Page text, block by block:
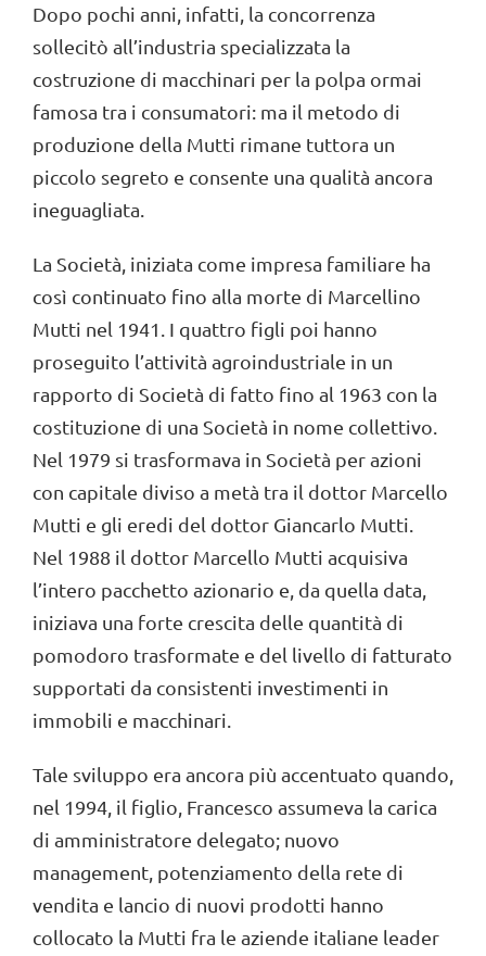
Dopo pochi anni, infatti, la concorrenza
sollecitò all’industria specializzata la
costruzione di macchinari per la polpa ormai
famosa tra i consumatori: ma il metodo di
produzione della Mutti rimane tuttora un
piccolo segreto e consente una qualità ancora
ineguagliata.
La Società, iniziata come impresa familiare ha
così continuato fino alla morte di Marcellino
Mutti nel 1941. I quattro figli poi hanno
proseguito l’attività agroindustriale in un
rapporto di Società di fatto fino al 1963 con la
costituzione di una Società in nome collettivo.
Nel 1979 si trasformava in Società per azioni
con capitale diviso a metà tra il dottor Marcello
Mutti e gli eredi del dottor Giancarlo Mutti.
Nel 1988 il dottor Marcello Mutti acquisiva
l’intero pacchetto azionario e, da quella data,
iniziava una forte crescita delle quantità di
pomodoro trasformate e del livello di fatturato
supportati da consistenti investimenti in
immobili e macchinari.
Tale sviluppo era ancora più accentuato quando,
nel 1994, il figlio, Francesco assumeva la carica
di amministratore delegato; nuovo
management, potenziamento della rete di
vendita e lancio di nuovi prodotti hanno
collocato la Mutti fra le aziende italiane leader